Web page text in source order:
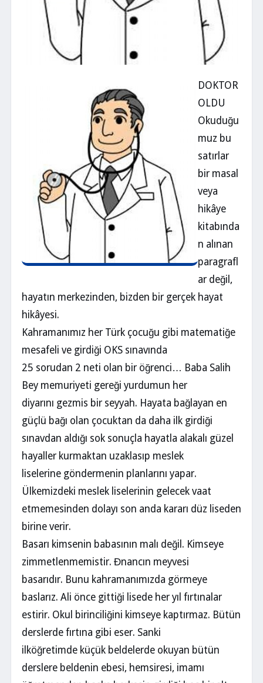
DOKTOR
OLDU
Okuduğu
muz bu
satırlar
bir masal
veya
hikâye
kitabında
n alınan
paragrafl
ar değil,
hayatın merkezinden, bizden bir gerçek hayat
hikâyesi.
Kahramanımız her Türk çocuğu gibi matematiğe
mesafeli ve girdiği OKS sınavında
25 sorudan 2 neti olan bir öğrenci… Baba Salih
Bey memuriyeti gereği yurdumun her
diyarını gezmis bir seyyah. Hayata bağlayan en
güçlü bağı olan çocuktan da daha ilk girdiği
sınavdan aldığı sok sonuçla hayatla alakalı güzel
hayaller kurmaktan uzaklasıp meslek
liselerine göndermenin planlarını yapar.
Ülkemizdeki meslek liselerinin gelecek vaat
etmemesinden dolayı son anda kararı düz liseden
birine verir.
Basarı kimsenin babasının malı değil. Kimseye
zimmetlenmemistir. Đnancın meyvesi
basarıdır. Bunu kahramanımızda görmeye
baslarız. Ali önce gittiği lisede her yıl fırtınalar
estirir. Okul birinciliğini kimseye kaptırmaz. Bütün
derslerde fırtına gibi eser. Sanki
ilköğretimde küçük beldelerde okuyan bütün
derslere beldenin ebesi, hemsiresi, imamı